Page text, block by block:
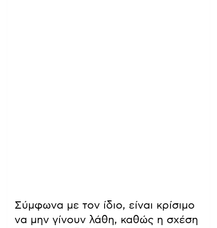
Σύμφωνα με τον ίδιο, είναι κρίσιμο
να μην γίνουν λάθη, καθώς η σχέση